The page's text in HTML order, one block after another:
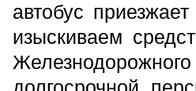
автобус
изыскиваем